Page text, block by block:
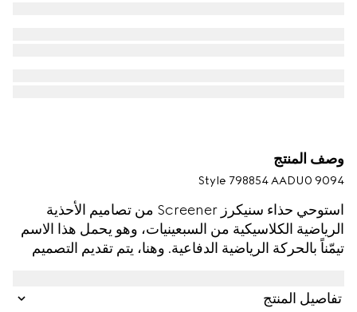
وصف المنتج
Style ‎798854 AADU0 9094
استوحي حذاء سنيكرز Screener من تصاميم الأحذية
الرياضية الكلاسيكية من السبعينيات، وهو يحمل هذا الاسم
تيمّناً بالحركة الرياضية الدفاعية. وهنا، يتم تقديم التصميم
تفاصيل المنتج